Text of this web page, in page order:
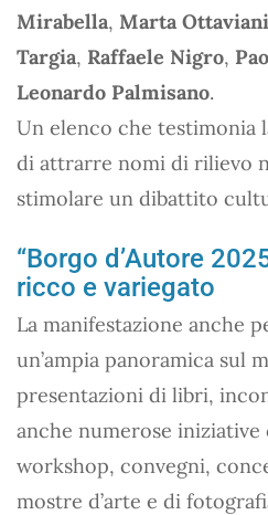
Mirabella, Marta Ottaviani
Targia, Raffaele Nigro,
Leonardo Palmisano.
Un elenco che testimonia
di attrarre nomi di rilievo
stimolare un dibattito
“Borgo d’Autore
ricco e variegato
La manifestazione anche
un’ampia panoramica sul
presentazioni di libri,
anche numerose
workshop, convegni,
mostre d’arte e di